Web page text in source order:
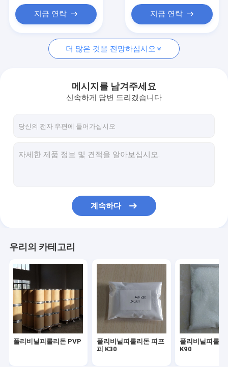
폴리비닐피롤리돈 PVP
폴리비닐피롤리돈 피프피 K30
크로스포비돈 PVPP
코포비돈 PVP VA64
정밀 화학 물질
식품 첨가물 감미료
API 및 중간 물질
지금 연락 지금 연락
더 많은 것을 전망하십시오
메시지를 남겨주세요
신속하게 답변 드리겠습니다
계속하다
우리의 카테고리
폴리비닐피롤리돈 PVP
폴리비닐피롤리돈 피프
피 K30
폴리비닐피롤리
K90